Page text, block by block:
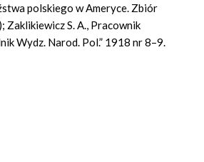
polskiego w Ameryce. Zbiór
S. A., Pracownik
Wydz. Narod. Pol.” 1918 nr 8–9.